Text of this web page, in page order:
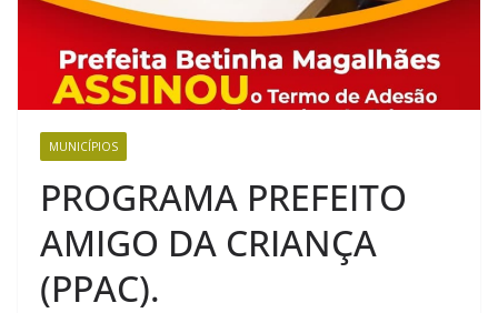
MUNICÍPIOS
PROGRAMA PREFEITO
AMIGO DA CRIANÇA
(PPAC).